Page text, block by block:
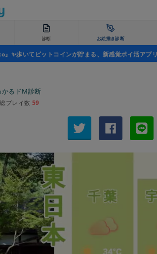
診断 お絵描き診断
』✨歩いてビットコインが貯まる、新感覚ポイ活アプ
るドM診断
総プレイ数 59